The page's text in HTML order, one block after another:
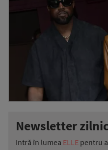
Newsletter
Intră în lumea ELLE pentru